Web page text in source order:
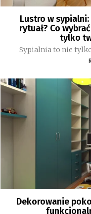
Lustro w
rytuał? Co
tylko
Sypialnia to nie
Dekorowanie